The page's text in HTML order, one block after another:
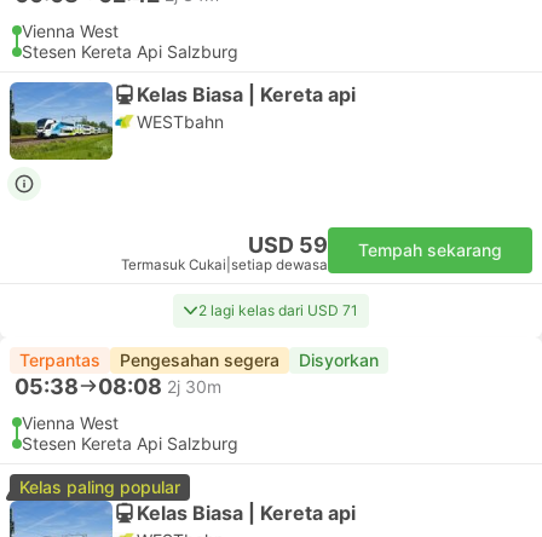
Vienna West
Stesen Kereta Api Salzburg
Kelas Biasa | Kereta api
WESTbahn
USD 59
Termasuk Cukai setiap dewasa
Tempah sekarang
2 lagi kelas dari USD 71
Terpantas Pengesahan segera Disyorkan
05:38 08:08 2j 30m
Vienna West
Stesen Kereta Api Salzburg
Kelas paling popular
Kelas Biasa | Kereta api